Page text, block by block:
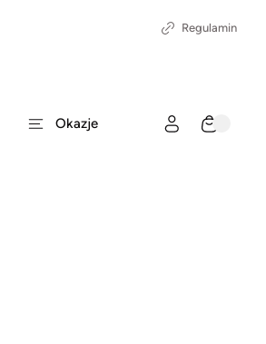
Regulamin
Okazje